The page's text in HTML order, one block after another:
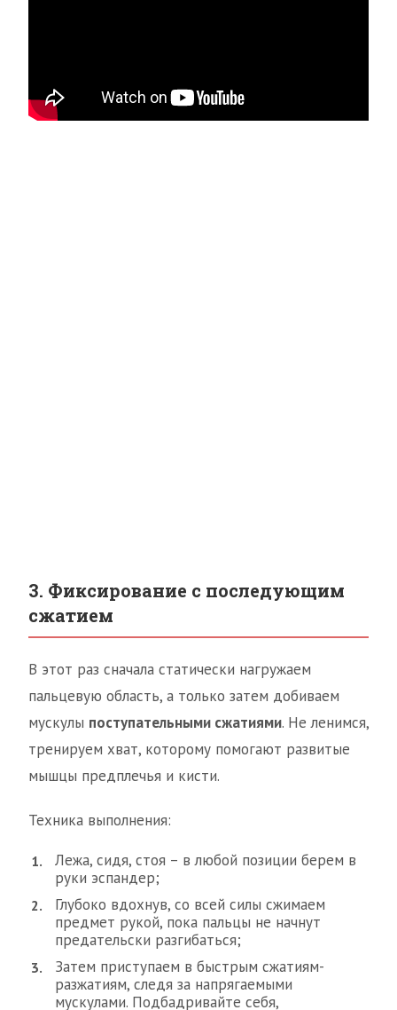
3. Фиксирование с последующим
сжатием
В этот раз сначала статически нагружаем
пальцевую область, а только затем добиваем
мускулы поступательными сжатиями. Не ленимся,
тренируем хват, которому помогают развитые
мышцы предплечья и кисти.
Техника выполнения:
Лежа, сидя, стоя – в любой позиции берем в
руки эспандер;
Глубоко вдохнув, со всей силы сжимаем
предмет рукой, пока пальцы не начнут
предательски разгибаться;
Затем приступаем в быстрым сжатиям-
разжатиям, следя за напрягаемыми
мускулами. Подбадривайте себя,